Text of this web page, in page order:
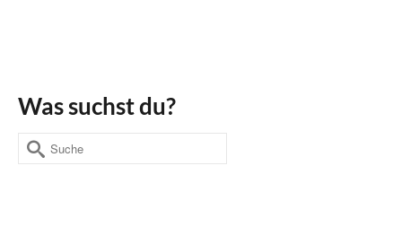
Was suchst du?
Suche
nach: